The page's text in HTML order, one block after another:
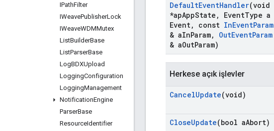
IPathFilter
IWeavePublisherLock
IWeaveWDMMutex
ListBuilderBase
ListParserBase
LogBDXUpload
LoggingConfiguration
LoggingManagement
NotificationEngine
ParserBase
ResourceIdentifier
DefaultEventHandler(void
*apAppState , EventType a
Event, const InEventParam
& aInParam, OutEventParam
& aOutParam)
Herkese açık işlevler
CancelUpdate(void)
CloseUpdate(bool aAbort)